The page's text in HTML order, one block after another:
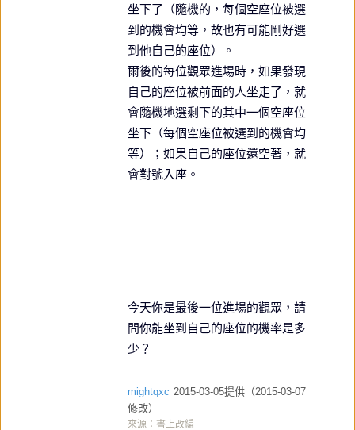
坐下了（隨機的，每個空座位被選
到的機會均等，故也有可能剛好選
到他自己的座位）。
爾後的每位觀眾進場時，如果發現
自己的座位被前面的人坐走了，就
會隨機地選剩下的其中一個空座位
坐下（每個空座位被選到的機會均
等）；如果自己的座位還空著，就
會對號入座。
今天你是最後一位進場的觀眾，請
問你能坐到自己的座位的機率是多
少？
mightqxc 2015-03-05提供（2015-03-07
修改）
來源：書上改編